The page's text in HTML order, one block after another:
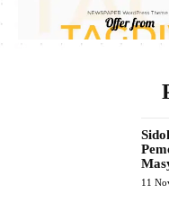
11